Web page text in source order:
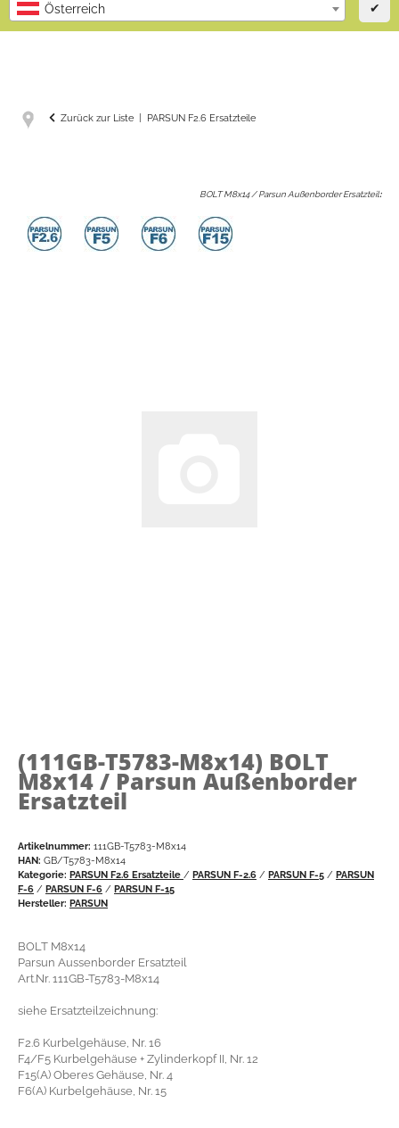
Österreich ✔
Zurück zur Liste PARSUN F2.6 Ersatzteile
BOLT M8x14 / Parsun Außenborder Ersatzteil:
(111GB-T5783-M8x14) BOLT
M8x14 / Parsun Außenborder
Ersatzteil
Artikelnummer: 111GB-T5783-M8x14
HAN: GB/T5783-M8x14
Kategorie: PARSUN F2.6 Ersatzteile / PARSUN F-2.6 / PARSUN F-5 / PARSUN
F-6 / PARSUN F-6 / PARSUN F-15
Hersteller: PARSUN
BOLT M8x14
Parsun Aussenborder Ersatzteil
Art.Nr. 111GB-T5783-M8x14
siehe Ersatzteilzeichnung:
F2.6 Kurbelgehäuse, Nr. 16
F4/F5 Kurbelgehäuse + Zylinderkopf II, Nr. 12
F15(A) Oberes Gehäuse, Nr. 4
F6(A) Kurbelgehäuse, Nr. 15